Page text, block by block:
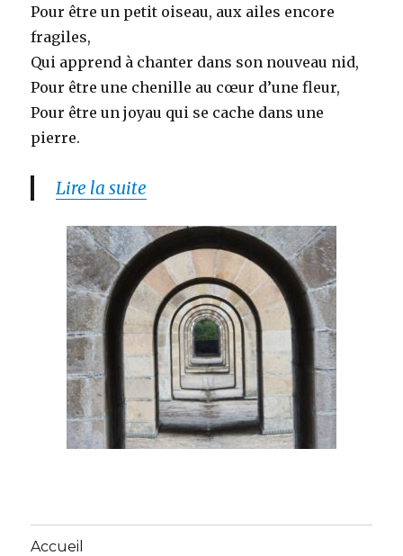
Pour être un petit oiseau, aux ailes encore
fragiles,
Qui apprend à chanter dans son nouveau nid,
Pour être une chenille au cœur d’une fleur,
Pour être un joyau qui se cache dans une
pierre.
Lire la suite
Accueil